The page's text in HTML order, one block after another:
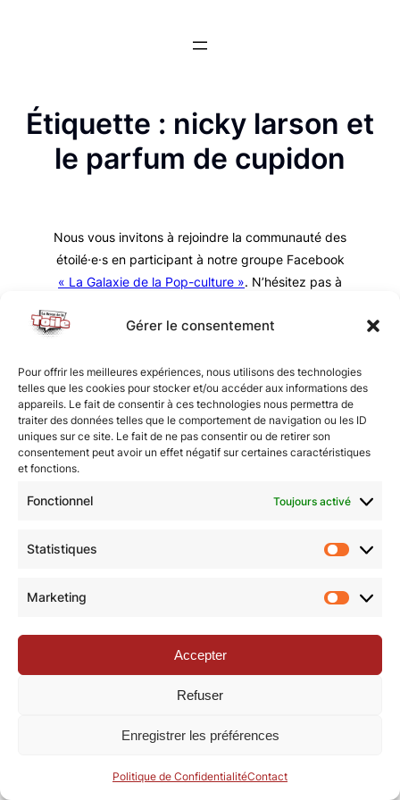
Gérer le consentement
Pour offrir les meilleures expériences, nous utilisons des technologies
telles que les cookies pour stocker et/ou accéder aux informations des
appareils. Le fait de consentir à ces technologies nous permettra de
traiter des données telles que le comportement de navigation ou les ID
uniques sur ce site. Le fait de ne pas consentir ou de retirer son
consentement peut avoir un effet négatif sur certaines caractéristiques
et fonctions.
Fonctionnel Toujours activé
Statistiques
Marketing
Accepter
Refuser
Enregistrer les préférences
Politique de ConfidentialitéContact
Étiquette : nicky larson et
le parfum de cupidon
Nous vous invitons à rejoindre la communauté des
étoilé·e·s en participant à notre groupe Facebook
« La Galaxie de la Pop-culture ». N’hésitez pas à
© Revue de la Toile 2018 – 2026 | Thème Mesa WPEX par
WPExplorer